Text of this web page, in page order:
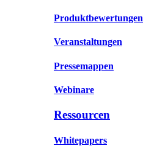
Produktbewertungen
Veranstaltungen
Pressemappen
Webinare
Ressourcen
Whitepapers